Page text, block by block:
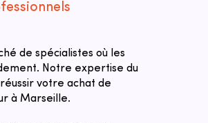
de spécialistes où les
Notre expertise du
votre achat de
à Marseille.